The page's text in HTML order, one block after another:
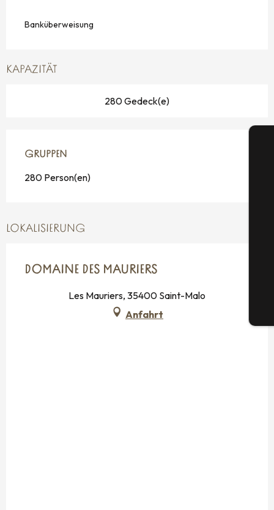
Banküberweisung
KAPAZITÄT
280 Gedeck(e)
GRUPPEN
GRUPPEN
280 Person(en)
LOKALISIERUNG
DOMAINE DES MAURIERS
Les Mauriers, 35400 Saint-Malo
Anfahrt